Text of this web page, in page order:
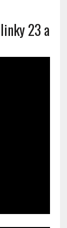
23 a